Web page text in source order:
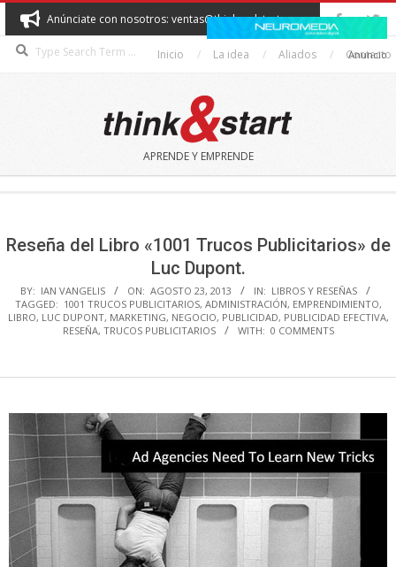
Skip
to
content
Anúnciate con nosotros: ventas@thinkandstart.com
Inicio La idea Aliados Contacto
THINK&START
APRENDE Y EMPRENDE
Anuncio
Reseña del Libro «1001 Trucos Publicitarios» de
Luc Dupont.
BY: IAN VANGELIS ON: AGOSTO 23, 2013 IN: LIBROS Y RESEÑAS
TAGGED: 1001 TRUCOS PUBLICITARIOS, ADMINISTRACIÓN, EMPRENDIMIENTO,
LIBRO, LUC DUPONT, MARKETING, NEGOCIO, PUBLICIDAD, PUBLICIDAD EFECTIVA,
RESEÑA, TRUCOS PUBLICITARIOS WITH: 0 COMMENTS